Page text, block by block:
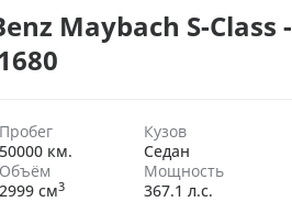
Maybach S-Class -
Пробег
50000 км.
Кузов
Седан
Объём
2999 см3
Мощность
367.1 л.с.